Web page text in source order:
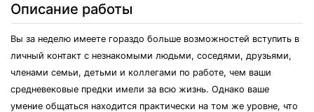
Описание работы
Вы за неделю имеете гораздо больше возможностей вступить в
личный контакт с незнакомыми людьми, соседями, друзьями,
членами семьи, детьми и коллегами по работе, чем ваши
средневековые предки имели за всю жизнь. Однако ваше
умение общаться находится практически на том же уровне, что